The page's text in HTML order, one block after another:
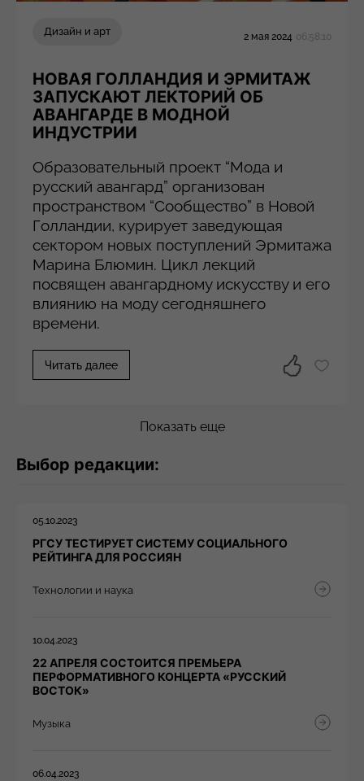
Дизайн и арт 2 мая 2024 06:58:10
НОВАЯ ГОЛЛАНДИЯ И ЭРМИТАЖ
ЗАПУСКАЮТ ЛЕКТОРИЙ ОБ
АВАНГАРДЕ В МОДНОЙ
ИНДУСТРИИ
Образовательный проект “Мода и
русский авангард” организован
пространством “Сообщество” в Новой
Голландии, курирует заведующая
сектором новых поступлений Эрмитажа
Марина Блюмин. Цикл лекций
посвящен авангардному искусству и его
влиянию на моду сегодняшнего
времени.
Читать далее
Показать еще
Выбор редакции:
05.10.2023
РГСУ ТЕСТИРУЕТ СИСТЕМУ СОЦИАЛЬНОГО
РЕЙТИНГА ДЛЯ РОССИЯН
Технологии и наука
10.04.2023
22 АПРЕЛЯ СОСТОИТСЯ ПРЕМЬЕРА
ПЕРФОРМАТИВНОГО КОНЦЕРТА «РУССКИЙ
ВОСТОК»
Музыка
06.04.2023